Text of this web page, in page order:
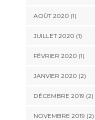
AOÛT 2020 (1)
JUILLET 2020 (1)
FÉVRIER 2020 (1)
JANVIER 2020 (2)
DÉCEMBRE 2019 (2)
NOVEMBRE 2019 (2)